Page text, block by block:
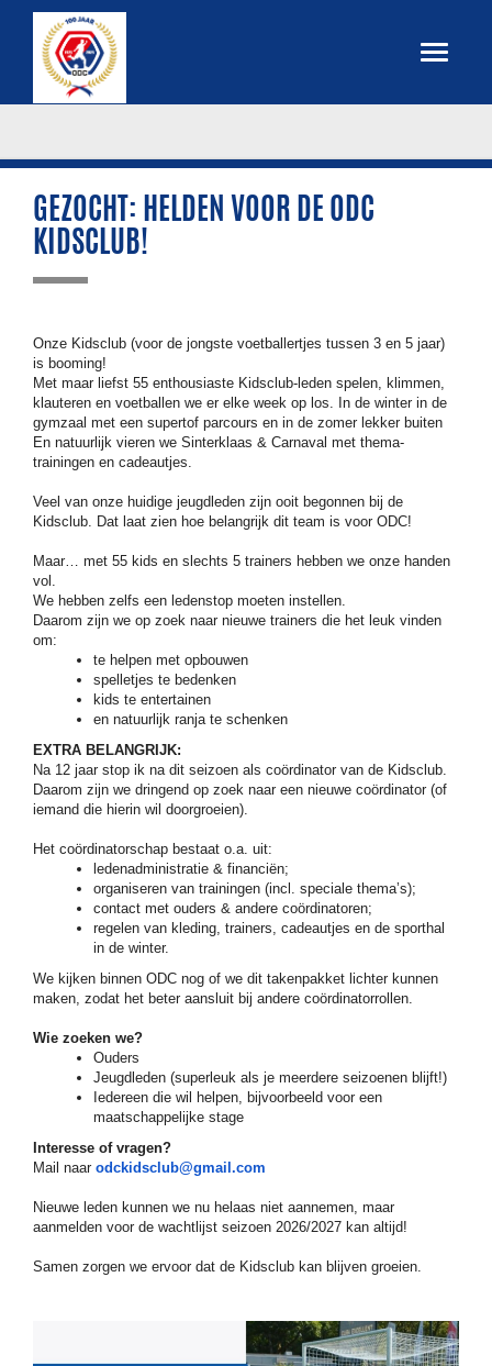
GEZOCHT: HELDEN VOOR DE ODC
KIDSCLUB!
Onze Kidsclub (voor de jongste voetballertjes tussen 3 en 5 jaar)
is booming!
Met maar liefst 55 enthousiaste Kidsclub-leden spelen, klimmen,
klauteren en voetballen we er elke week op los. In de winter in de
gymzaal met een supertof parcours en in de zomer lekker buiten
En natuurlijk vieren we Sinterklaas & Carnaval met thema-
trainingen en cadeautjes.
Veel van onze huidige jeugdleden zijn ooit begonnen bij de
Kidsclub. Dat laat zien hoe belangrijk dit team is voor ODC!
Maar… met 55 kids en slechts 5 trainers hebben we onze handen
vol.
We hebben zelfs een ledenstop moeten instellen.
Daarom zijn we op zoek naar nieuwe trainers die het leuk vinden
om:
te helpen met opbouwen
spelletjes te bedenken
kids te entertainen
en natuurlijk ranja te schenken
EXTRA BELANGRIJK:
Na 12 jaar stop ik na dit seizoen als coördinator van de Kidsclub.
Daarom zijn we dringend op zoek naar een nieuwe coördinator (of
iemand die hierin wil doorgroeien).
Het coördinatorschap bestaat o.a. uit:
ledenadministratie & financiën;
organiseren van trainingen (incl. speciale thema’s);
contact met ouders & andere coördinatoren;
regelen van kleding, trainers, cadeautjes en de sporthal
in de winter.
We kijken binnen ODC nog of we dit takenpakket lichter kunnen
maken, zodat het beter aansluit bij andere coördinatorrollen.
Wie zoeken we?
Ouders
Jeugdleden (superleuk als je meerdere seizoenen blijft!)
Iedereen die wil helpen, bijvoorbeeld voor een
maatschappelijke stage
Interesse of vragen?
Mail naar odckidsclub@gmail.com
Nieuwe leden kunnen we nu helaas niet aannemen, maar
aanmelden voor de wachtlijst seizoen 2026/2027 kan altijd!
Samen zorgen we ervoor dat de Kidsclub kan blijven groeien.